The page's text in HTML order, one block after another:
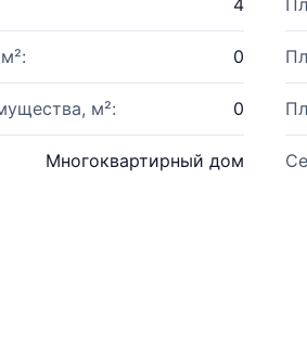
4
0
м²: 0
Многоквартирный дом